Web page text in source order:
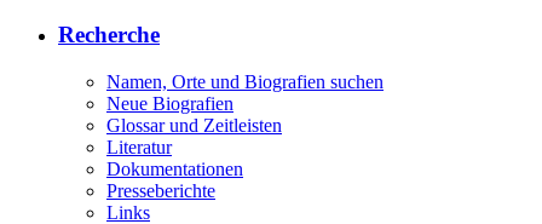
Recherche
Namen, Orte und Biografien suchen
Neue Biografien
Glossar und Zeitleisten
Literatur
Dokumentationen
Presseberichte
Links